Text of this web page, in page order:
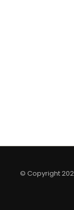
© Copyright